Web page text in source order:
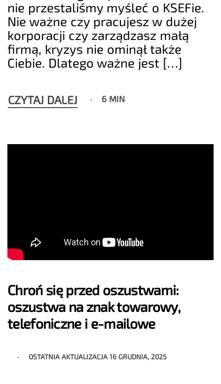
nie przestaliśmy myśleć o KSEFie.
Nie ważne czy pracujesz w dużej
korporacji czy zarządzasz małą
firmą, kryzys nie ominął także
Ciebie. Dlatego ważne jest […]
CZYTAJ DALEJ 6 MIN
Chroń się przed oszustwami:
oszustwa na znak towarowy,
telefoniczne i e-mailowe
OSTATNIA AKTUALIZACJA16 GRUDNIA, 2025